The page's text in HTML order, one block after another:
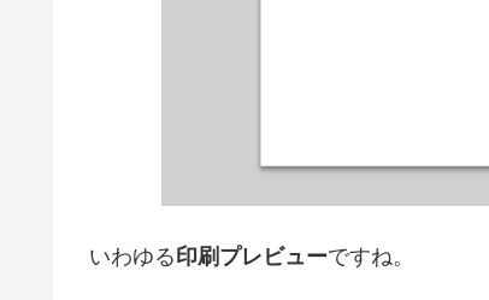
いわゆる印刷プレビューですね。